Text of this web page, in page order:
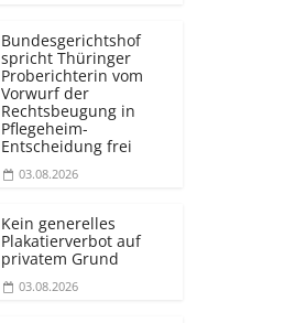
Bundesgerichtshof
spricht Thüringer
Proberichterin vom
Vorwurf der
Rechtsbeugung in
Pflegeheim-
Entscheidung frei
03.08.2026
Kein generelles
Plakatierverbot auf
privatem Grund
03.08.2026